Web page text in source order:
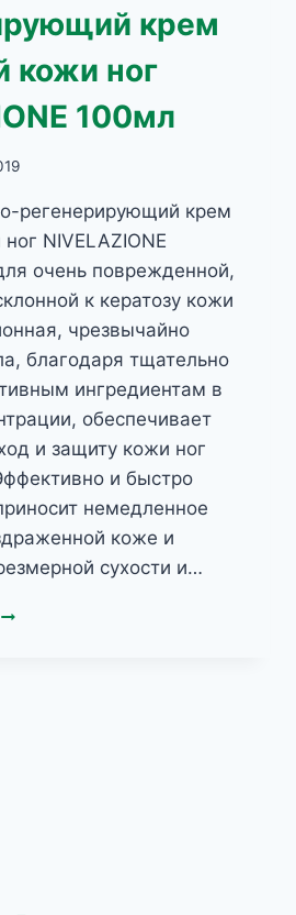
крем
кожи ног
100мл
регенерирующий крем
NIVELAZIONE
очень поврежденной,
к кератозу кожи
чрезвычайно
благодаря тщательно
ингредиентам в
обеспечивает
и защиту кожи ног
и быстро
немедленное
коже и
сухости и…